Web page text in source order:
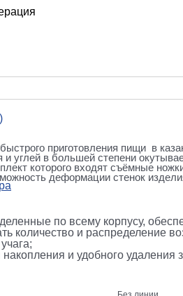
приготовления пищи в
и углей в большей степени
которого входят съёмные
деформации стенок
по всему корпусу,
количество и распределение
и удобного удаления